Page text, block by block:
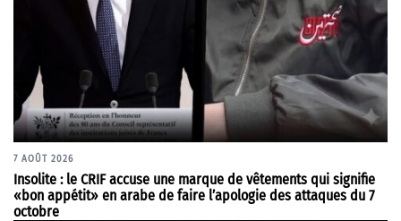
7 AOÛT 2026
Insolite : le CRIF accuse une marque de vêtements qui signifie
«bon appétit» en arabe de faire l’apologie des attaques du 7
octobre